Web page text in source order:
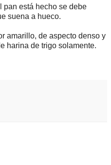
pan está hecho se debe
suena a hueco.
amarillo, de aspecto denso y
harina de trigo solamente.